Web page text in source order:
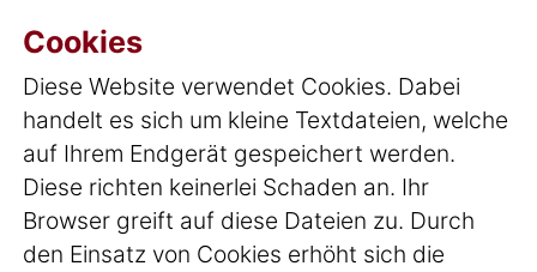
Cookies
Diese Website verwendet Cookies. Dabei
handelt es sich um kleine Textdateien, welche
auf Ihrem Endgerät gespeichert werden.
Diese richten keinerlei Schaden an. Ihr
Browser greift auf diese Dateien zu. Durch
den Einsatz von Cookies erhöht sich die